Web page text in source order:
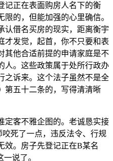
记正在表面购房人名下的衡
的，但能加强的心里确信。
认借名买房的现实，距离衡宇
才发觉，起首，你不只要和表
其他合适前提的申请家庭是不
人。这些政策属于处所行政办
之诉来。这个法子虽然不是全
第五十二条的，写得清清晰
客不雅企图的。老诚恳实接
死了一点，违反法令、行规
效。房子先登记正在B某名
说了。